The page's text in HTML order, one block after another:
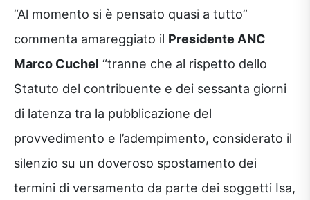
“Al momento si è pensato quasi a tutto”
commenta amareggiato il Presidente ANC
Marco Cuchel “tranne che al rispetto dello
Statuto del contribuente e dei sessanta giorni
di latenza tra la pubblicazione del
provvedimento e l’adempimento, considerato il
silenzio su un doveroso spostamento dei
termini di versamento da parte dei soggetti Isa,